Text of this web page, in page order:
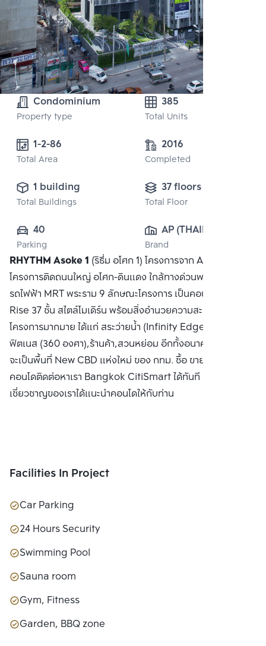
Condominium
Property type
385
Total Units
1-2-86
Total Area
2016
Completed
1 building
Total Buildings
37 floors
Total Floor
40
Parking
AP (THAILAND)
PUBLIC CO.,
LTD.
Brand
RHYTHM Asoke 1 (ริธึ่ม อโศก 1) โครงการจาก AP เป็น
โครงการติดถนนใหญ่ อโศก-ดินแดง ใกล้ทางด่วนพระราม 9 และ
รถไฟฟ้า MRT พระราม 9 ลักษณะโครงการ เป็นคอนโด High
Rise 37 ชั้น สไตล์โมเดิร์น พร้อมสิ่งอำนวยความสะดวกภายใน
โครงการมากมาย ได้แก่ สระว่ายน้ำ (Infinity Edge Pool),
ฟิตเนส (360 องศา),ร้านค้า,สวนหย่อม อีกทั้งอนาคตบนทำเลนี้
จะเป็นพื้นที่ New CBD แห่งใหม่ ของ กทม. ซื้อ ขาย หรือ เช่า
คอนโดติดต่อหาเรา Bangkok CitiSmart ได้ทันที เพื่อให้ผู้
เชี่ยวชาญของเราได้แนะนำคอนโดให้กับท่าน
Facilities In Project
Car Parking
24 Hours Security
Swimming Pool
Sauna room
Gym, Fitness
Garden, BBQ zone